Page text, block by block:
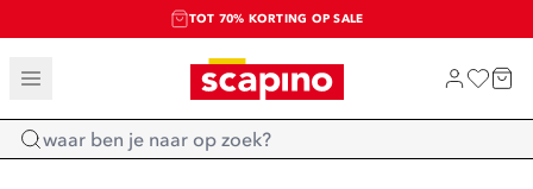
TOT 70% KORTING OP SALE
SALE: LAATSTE KANS!
SHOP NIEUW
Home